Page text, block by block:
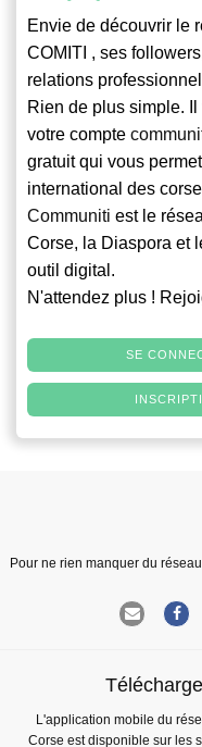
Envie de découvrir le
COMITI , ses
relations
Rien de plus simple.
votre compte
gratuit qui vous
international des
Communiti est le
Corse, la Diaspora et
outil digital.
N'attendez plus !
SE
Pour ne rien manquer du
L'application mobile du
Corse est disponible sur les